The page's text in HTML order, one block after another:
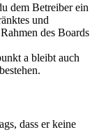
dem Betreiber ein
und
des Boards
a bleibt auch
dass er keine